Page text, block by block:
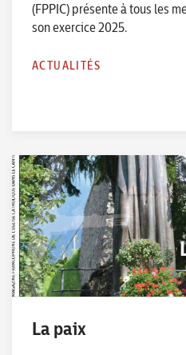
(FPPIC) présente à tous les
son exercice 2025.
ACTUALITÉS
La paix